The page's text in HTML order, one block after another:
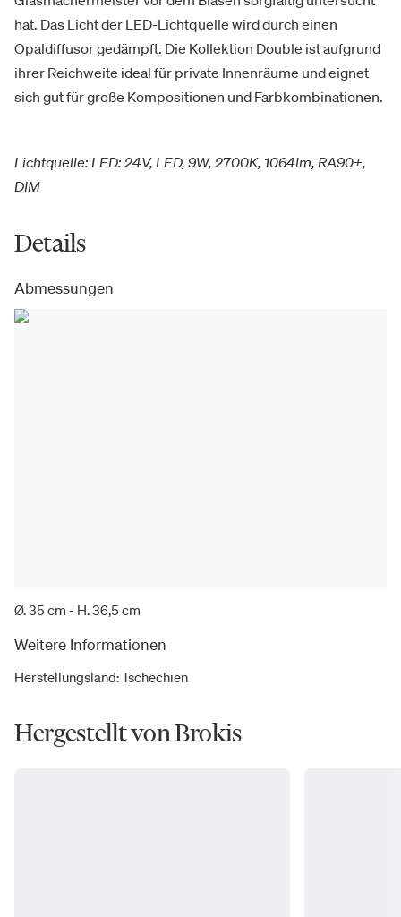
hat. Das Licht der LED-Lichtquelle wird durch einen
Opaldiffusor gedämpft. Die Kollektion Double ist aufgrund
ihrer Reichweite ideal für private Innenräume und eignet
sich gut für große Kompositionen und Farbkombinationen.
Lichtquelle: LED: 24V, LED, 9W, 2700K, 1064lm, RA90+,
DIM
Details
Abmessungen
Ø. 35 cm - H. 36,5 cm
Weitere Informationen
Herstellungsland:Tschechien
Hergestellt von Brokis